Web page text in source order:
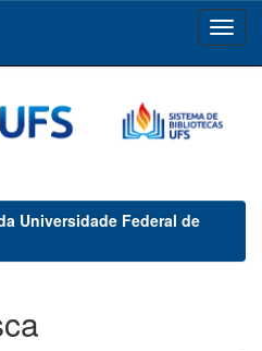
Universidade Federal de